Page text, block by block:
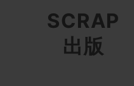
SCRAP
出版